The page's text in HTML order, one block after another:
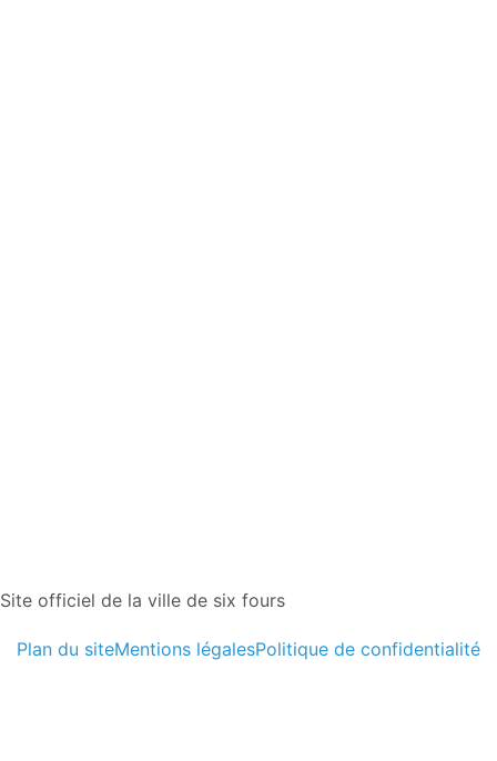
Site officiel de la ville de six fours
Plan du siteMentions légalesPolitique de confidentialité